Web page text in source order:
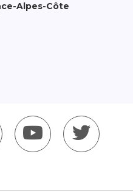
Alpes-Côte